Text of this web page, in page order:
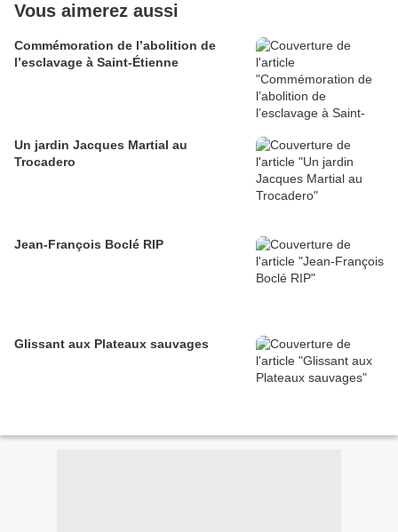
Vous aimerez aussi
Commémoration de l’abolition de
l’esclavage à Saint-Étienne
Un jardin Jacques Martial au
Trocadero
Jean-François Boclé RIP
Glissant aux Plateaux sauvages